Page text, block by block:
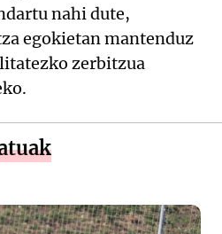
nahi dute,
egokietan mantenduz
zerbitzua